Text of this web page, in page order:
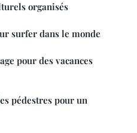
organisés
surfer dans le monde
pour des vacances
pédestres pour un